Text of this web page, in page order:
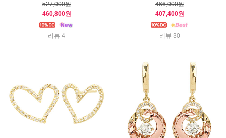
527,000원
460,800원
리뷰 4
466,000원
407,400원
리뷰 30